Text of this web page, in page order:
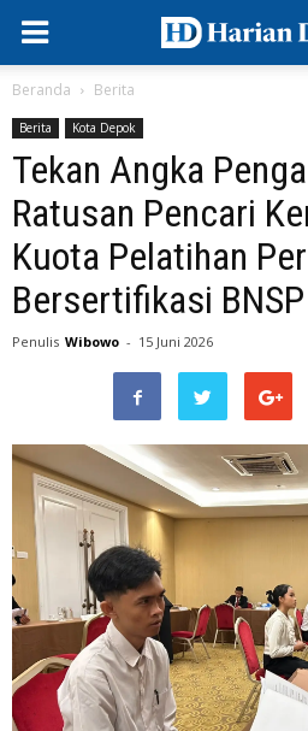
Beranda Berita
Berita Kota Depok
Tekan Angka
Ratusan Pencari
Kuota Pelatihan
Bersertifikasi
Penulis Wibowo - 15 Juni 2026